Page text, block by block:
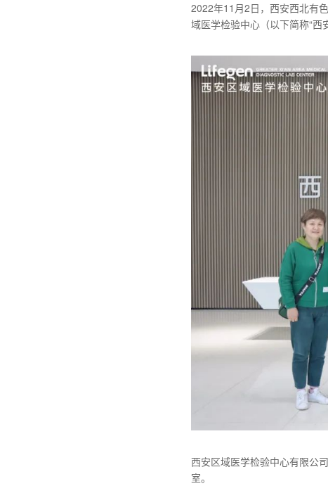
2022年11月2日，西安西北有
域医学检验中心（以下简称“西
西安区域医学检验中心有限公
室。